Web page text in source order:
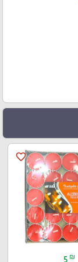
favorite_border
5 ₪